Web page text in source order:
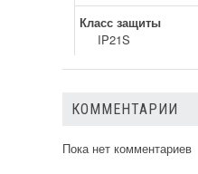
Класс защиты
IP21S
КОММЕНТАРИИ
Пока нет комментариев